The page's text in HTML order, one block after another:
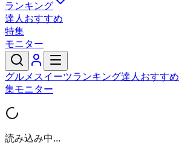
ランキング
達人おすすめ
特集
モニター
グルメ スイーツランキング達人おすすめ
集モニター
読み込み中...